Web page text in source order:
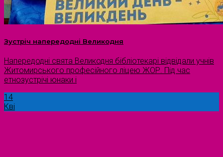
Зустріч напередодні Великодня
Напередодні свята Великодня бібліотекарі відвідали учнів
Житомирського професійного ліцею ЖОР. Під час
етнозустрічі юнаки і
14
Кві